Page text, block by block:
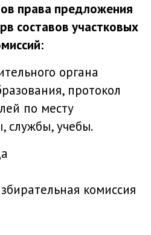
права предложения
составов участковых
органа
протокол
по месту
службы, учебы.
2026 года
комиссия